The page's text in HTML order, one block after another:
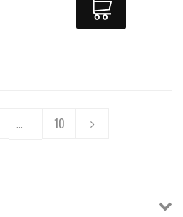
10